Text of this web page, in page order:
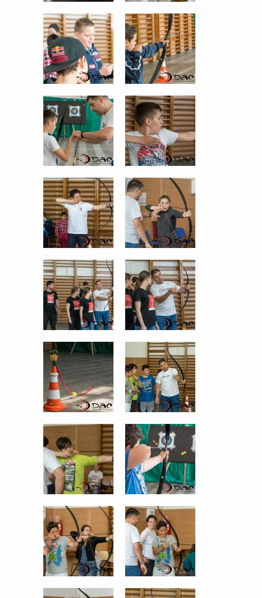
DSC_6780.JPG DSC_6783.JPG
DSC_6785.JPG DSC_6786.JPG
DSC_6788.JPG DSC_6790.JPG
DSC_6794.JPG DSC_6797.JPG
DSC_6806.JPG DSC_6816.JPG
DSC_6818.JPG DSC_6823.JPG
DSC_6825.JPG DSC_6826.JPG
DSC_6829.JPG DSC_6834.JPG